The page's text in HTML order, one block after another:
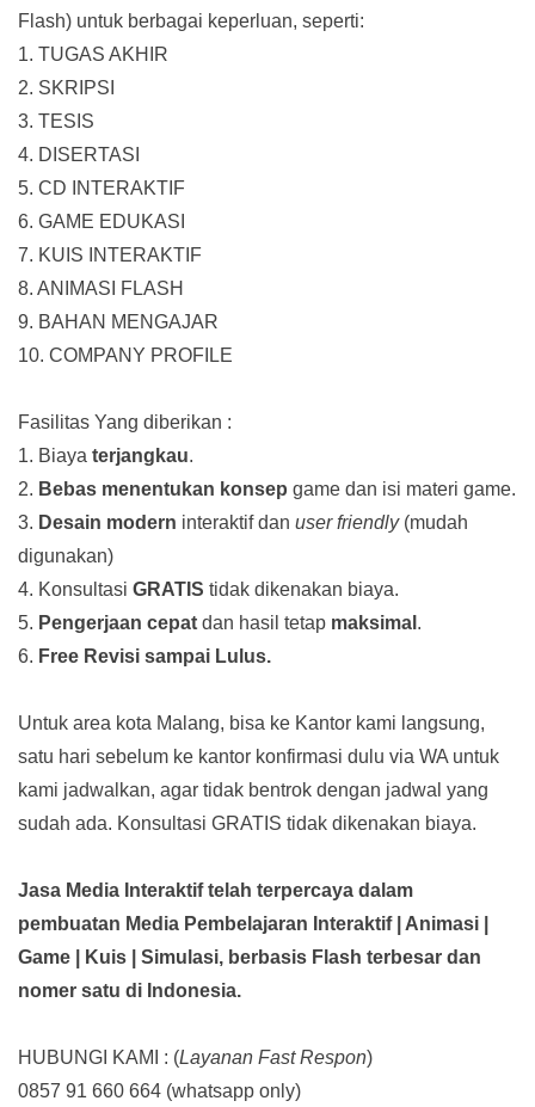
Flash) untuk berbagai keperluan, seperti:
1. TUGAS AKHIR
2. SKRIPSI
3. TESIS
4. DISERTASI
5. CD INTERAKTIF
6. GAME EDUKASI
7. KUIS INTERAKTIF
8. ANIMASI FLASH
9. BAHAN MENGAJAR
10. COMPANY PROFILE
Fasilitas Yang diberikan :
1. Biaya terjangkau.
2. Bebas menentukan konsep game dan isi materi game.
3. Desain modern interaktif dan user friendly(mudah
digunakan)
4. Konsultasi GRATIS tidak dikenakan biaya.
5. Pengerjaan cepat dan hasil tetap maksimal .
6. Free Revisi sampai Lulus.
Untuk area kota Malang, bisa ke Kantor kami langsung,
satu hari sebelum ke kantor konfirmasi dulu via WA untuk
kami jadwalkan, agar tidak bentrok dengan jadwal yang
sudah ada. Konsultasi GRATIS tidak dikenakan biaya.
Jasa Media Interaktif telah terpercaya dalam
pembuatan Media Pembelajaran Interaktif| Animasi |
Game | Kuis | Simulasi, berbasis Flash terbesar dan
nomer satu di Indonesia.
HUBUNGI KAMI : (Layanan Fast Respon)
0857 91 660 664 (whatsapp only)